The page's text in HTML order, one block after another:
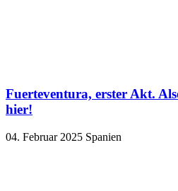
Fuerteventura, erster Akt.
hier!
04. Februar 2025 Spanien